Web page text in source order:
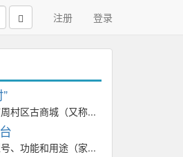
注册 登录
村区古商城（又称...
、功能和用途（家...